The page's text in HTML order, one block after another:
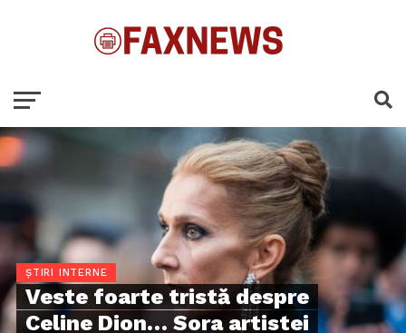
ȘTIRI INTERNE
Veste foarte tristă despre
Celine Dion… Sora artistei